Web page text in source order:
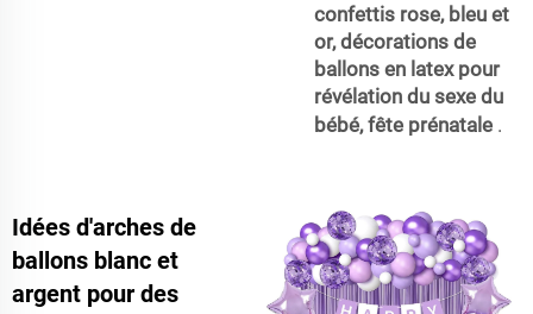
confettis rose, bleu et
or, décorations de
ballons en latex pour
révélation du sexe du
bébé, fête prénatale .
Idées d'arches de
ballons blanc et
argent pour des